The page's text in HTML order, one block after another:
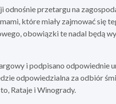
odnośnie przetargu na
które miały zajmować się
obowiązki te nadal będą
i podpisano odpowiednie
odpowiedzialna za odbiór
Rataje i Winogrady.